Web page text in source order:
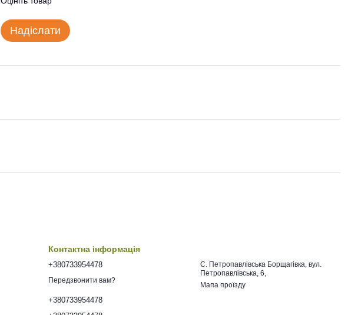
Надіслати
Контактна інформація
+380733954478
Передзвонити вам?
+380733954478
C. Петропавлівська Борщагівка, вул.
Петропавлівська, 6,
Мапа проїзду